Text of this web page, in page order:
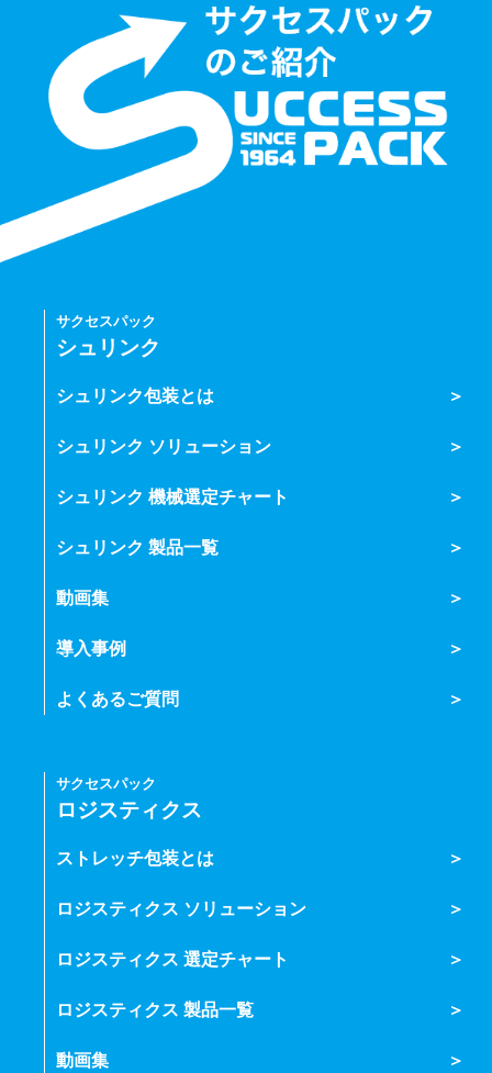
サクセスパック
シュリンク
シュリンク包装とは
シュリンク ソリューション
シュリンク 機械選定チャート
シュリンク 製品一覧
動画集
導入事例
よくあるご質問
サクセスパック
ロジスティクス
ストレッチ包装とは
ロジスティクス ソリューション
ロジスティクス 選定チャート
ロジスティクス 製品一覧
動画集